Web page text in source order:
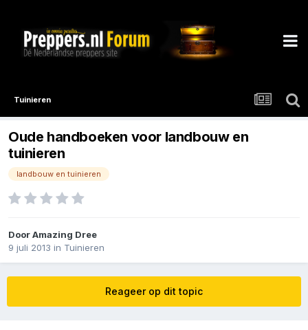
Tuinieren
Oude handboeken voor landbouw en
tuinieren
landbouw en tuinieren
DoorAmazing Dree
9 juli 2013 in Tuinieren
Reageer op dit topic